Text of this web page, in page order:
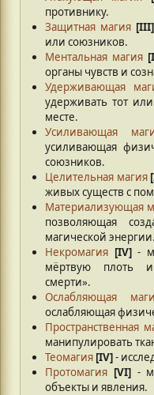
противнику.
Защитная магия [III]
или союзников.
Ментальная магия
органы чувств и
Удерживающая
удерживать тот
месте.
Усиливающая
усиливающая
союзников.
Целительная магия
живых существ с
Материализующая
позволяющая
магической энергии.
Некромагия [IV]-
мёртвую плоть и
смерти».
Ослабляющая
ослабляющая
Пространственная
манипулировать
Теомагия [IV]-
Протомагия [VI]-
объекты и явления.